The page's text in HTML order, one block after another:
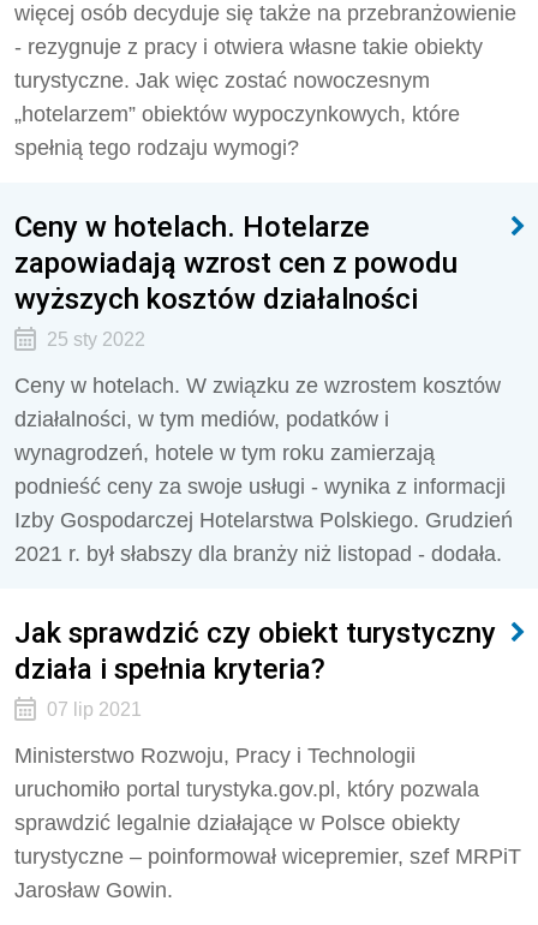
więcej osób decyduje się także na przebranżowienie
- rezygnuje z pracy i otwiera własne takie obiekty
turystyczne. Jak więc zostać nowoczesnym
„hotelarzem” obiektów wypoczynkowych, które
spełnią tego rodzaju wymogi?
Ceny w hotelach. Hotelarze
zapowiadają wzrost cen z powodu
wyższych kosztów działalności
25 sty 2022
Ceny w hotelach. W związku ze wzrostem kosztów
działalności, w tym mediów, podatków i
wynagrodzeń, hotele w tym roku zamierzają
podnieść ceny za swoje usługi - wynika z informacji
Izby Gospodarczej Hotelarstwa Polskiego. Grudzień
2021 r. był słabszy dla branży niż listopad - dodała.
Jak sprawdzić czy obiekt turystyczny
działa i spełnia kryteria?
07 lip 2021
Ministerstwo Rozwoju, Pracy i Technologii
uruchomiło portal turystyka.gov.pl, który pozwala
sprawdzić legalnie działające w Polsce obiekty
turystyczne – poinformował wicepremier, szef MRPiT
Jarosław Gowin.